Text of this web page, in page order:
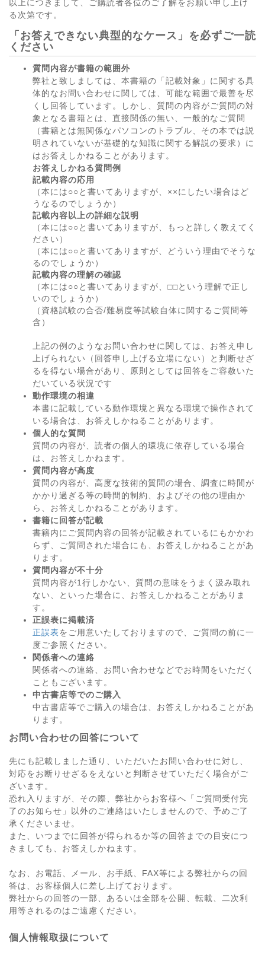
以上につきまして、ご購読者各位のご了解をお願い申し上げ
る次第です。
「お答えできない典型的なケース」を必ずご一読
ください
質問内容が書籍の範囲外
弊社と致しましては、本書籍の「記載対象」に関する具
体的なお問い合わせに関しては、可能な範囲で最善を尽
くし回答しています。しかし、質問の内容がご質問の対
象となる書籍とは、直接関係の無い、一般的なご質問
（書籍とは無関係なパソコンのトラブル、その本では説
明されていないが基礎的な知識に関する解説の要求）に
はお答えしかねることがあります。
お答えしかねる質問例
記載内容の応用
（本には○○と書いてありますが、××にしたい場合はど
うなるのでしょうか）
記載内容以上の詳細な説明
（本には○○と書いてありますが、もっと詳しく教えてく
ださい）
（本には○○と書いてありますが、どういう理由でそうな
るのでしょうか）
記載内容の理解の確認
（本には○○と書いてありますが、□□という理解で正し
いのでしょうか）
（資格試験の合否/難易度等試験自体に関するご質問等
含）
上記の例のようなお問い合わせに関しては、お答え申し
上げられない（回答申し上げる立場にない）と判断せざ
るを得ない場合があり、原則としては回答をご容赦いた
だいている状況です
動作環境の相違
本書に記載している動作環境と異なる環境で操作されて
いる場合は、お答えしかねることがあります。
個人的な質問
質問の内容が、読者の個人的環境に依存している場合
は、お答えしかねます。
質問内容が高度
質問の内容が、高度な技術的質問の場合、調査に時間が
かかり過ぎる等の時間的制約、およびその他の理由か
ら、お答えしかねることがあります。
書籍に回答が記載
書籍内にご質問内容の回答が記載されているにもかかわ
らず、ご質問された場合にも、お答えしかねることがあ
ります。
質問内容が不十分
質問内容が1行しかない、質問の意味をうまく汲み取れ
ない、といった場合に、お答えしかねることがありま
す。
正誤表に掲載済
正誤表をご用意いたしておりますので、ご質問の前に一
度ご参照ください。
関係者への連絡
関係者への連絡、お問い合わせなどでお時間をいただく
こともございます。
中古書店等でのご購入
中古書店等でご購入の場合は、お答えしかねることがあ
ります。
お問い合わせの回答について
先にも記載しました通り、いただいたお問い合わせに対し、
対応をお断りせざるをえないと判断させていただく場合がご
ざいます。
恐れ入りますが、その際、弊社からお客様へ「ご質問受付完
了のお知らせ」以外のご連絡はいたしませんので、予めご了
承くださいませ。
また、いつまでに回答が得られるか等の回答までの目安につ
きましても、お答えしかねます。
なお、お電話、メール、お手紙、FAX等による弊社からの回
答は、お客様個人に差し上げております。
弊社からの回答の一部、あるいは全部を公開、転載、二次利
用等されるのはご遠慮ください。
個人情報取扱について